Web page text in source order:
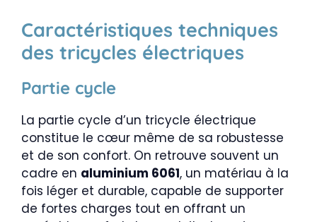
Caractéristiques techniques
des tricycles électriques
Partie cycle
La partie cycle d’un tricycle électrique
constitue le cœur même de sa robustesse
et de son confort. On retrouve souvent un
cadre en aluminium 6061, un matériau à la
fois léger et durable, capable de supporter
de fortes charges tout en offrant un